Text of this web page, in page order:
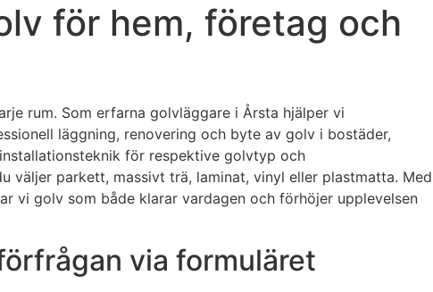
för hem, företag och
rum. Som erfarna golvläggare i Årsta hjälper vi
läggning, renovering och byte av golv i bostäder,
för respektive golvtyp och
väljer parkett, massivt trä, laminat, vinyl eller plastmatta. Med
vi golv som både klarar vardagen och förhöjer upplevelsen
via formuläret